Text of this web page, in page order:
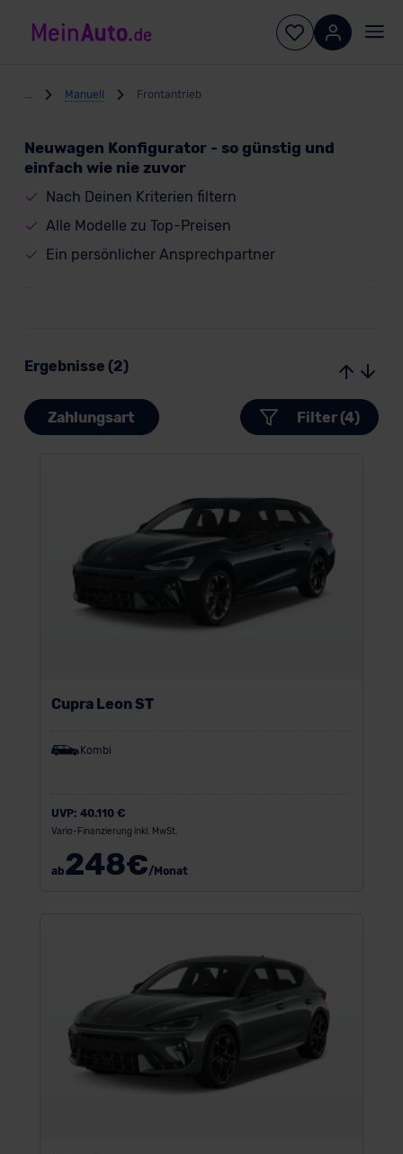
Manuell Frontantrieb
Neuwagen Konfigurator - so günstig und
einfach wie nie zuvor
Nach Deinen Kriterien filtern
Alle Modelle zu Top-Preisen
Ein persönlicher Ansprechpartner
Ergebnisse (2)
Zahlungsart Filter (4)
Cupra Leon ST
Kombi
UVP: 40.110 €
Vario-Finanzierung inkl. MwSt.
ab248€/Monat